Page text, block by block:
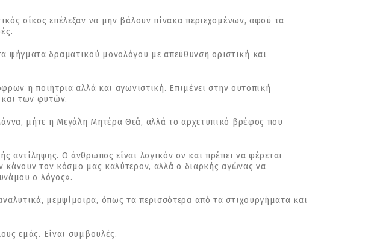
οίκος επέλεξαν να μην βάλουν πίνακα περιεχομένων, αφού τα
δραματικού μονολόγου με απεύθυνση οριστική και
η ποιήτρια αλλά και αγωνιστική. Επιμένει στην ουτοπική
των φυτών.
μήτε η Μεγάλη Μητέρα Θεά, αλλά το αρχετυπικό βρέφος που
αντίληψης. Ο άνθρωπος είναι λογικόν ον και πρέπει να φέρεται
κάνουν τον κόσμο μας καλύτερον, αλλά ο διαρκής αγώνας να
ο λόγος».
μεμψίμοιρα, όπως τα περισσότερα από τα στιχουργήματα και
εμάς. Είναι συμβουλές.